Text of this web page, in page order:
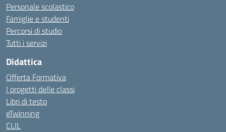
Personale scolastico
Famiglie e studenti
Percorsi di studio
Tutti i servizi
Didattica
Offerta Formativa
I progetti delle classi
Libri di testo
eTwinning
CLIL